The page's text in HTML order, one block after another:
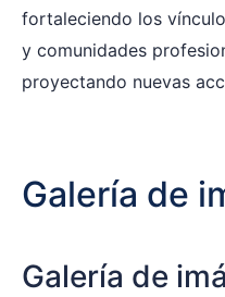
fortaleciendo los
y comunidades
proyectando nuevas
Galería de
Galería de